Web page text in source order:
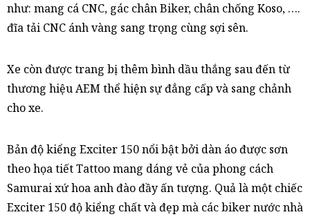
như: mang cá CNC, gác chân Biker, chân chống Koso, ….
đĩa tải CNC ánh vàng sang trọng cùng sợi sên.
Xe còn được trang bị thêm bình dầu thắng sau đến từ
thương hiệu AEM thể hiện sự đẳng cấp và sang chảnh
cho xe.
Bản độ kiểng Exciter 150 nổi bật bởi dàn áo được sơn
theo họa tiết Tattoo mang dáng vẻ của phong cách
Samurai xứ hoa anh đào đầy ấn tượng. Quả là một chiếc
Exciter 150 độ kiểng chất và đẹp mà các biker nước nhà